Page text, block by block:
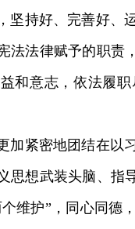
坚持好、完善好、
法法律赋予的职责
和意志，依法履
紧密地团结在以
思想武装头脑、指
维护”，同心同德